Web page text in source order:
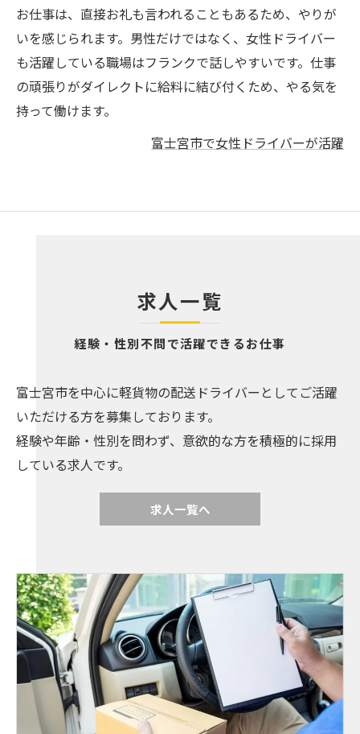
お仕事は、直接お礼も言われることもあるため、やりが
いを感じられます。男性だけではなく、女性ドライバー
も活躍している職場はフランクで話しやすいです。仕事
の頑張りがダイレクトに給料に結び付くため、やる気を
持って働けます。
富士宮市で女性ドライバーが活躍
求人一覧
経験・性別不問で活躍できるお仕事
富士宮市を中心に軽貨物の配送ドライバーとしてご活躍
いただける方を募集しております。
経験や年齢・性別を問わず、意欲的な方を積極的に採用
している求人です。
求人一覧へ